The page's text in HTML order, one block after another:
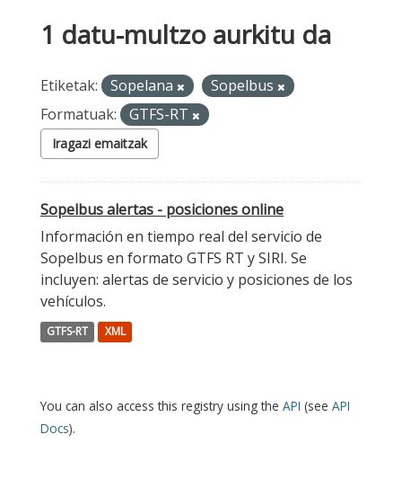
1 datu-multzo aurkitu da
Etiketak: Sopelana
Sopelbus
Formatuak:
GTFS-RT
Iragazi emaitzak
Sopelbus alertas - posiciones online
Información en tiempo real del servicio de
Sopelbus en formato GTFS RT y SIRI. Se
incluyen: alertas de servicio y posiciones de los
vehículos.
GTFS-RT XML
You can also access this registry using the API (see API
Docs).